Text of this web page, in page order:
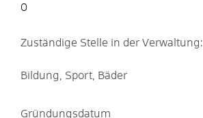
0
Zuständige Stelle in der Verwaltung:
Bildung, Sport, Bäder
Gründungsdatum